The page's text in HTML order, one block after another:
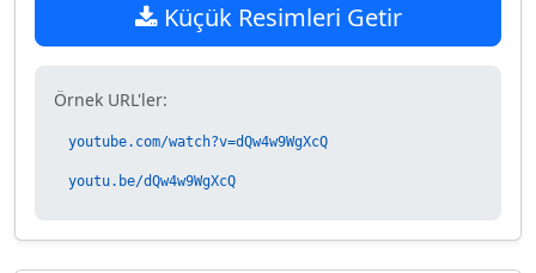
Küçük Resimleri Getir
Örnek URL'ler:
youtube.com/watch?v=dQw4w9WgXcQ
youtu.be/dQw4w9WgXcQ